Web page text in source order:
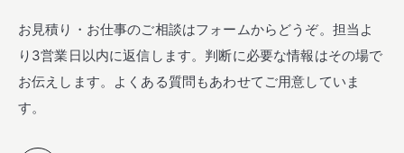
お見積り・お仕事のご相談はフォームからどうぞ。担当よ
り3営業日以内に返信します。判断に必要な情報はその場で
お伝えします。よくある質問もあわせてご用意していま
す。